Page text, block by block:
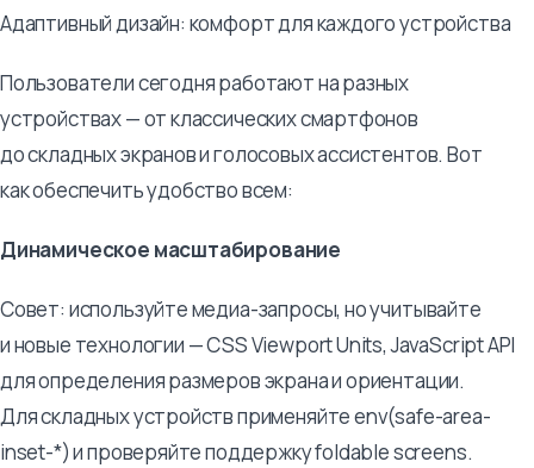
Адаптивный дизайн: комфорт для каждого устройства
Пользователи сегодня работают на разных
устройствах — от классических смартфонов
до складных экранов и голосовых ассистентов. Вот
как обеспечить удобство всем:
Динамическое масштабирование
Совет: используйте медиа-запросы, но учитывайте
и новые технологии — CSS Viewport Units, JavaScript API
для определения размеров экрана и ориентации.
Для складных устройств применяйте env(safe-area-
inset-*) и проверяйте поддержку foldable screens.